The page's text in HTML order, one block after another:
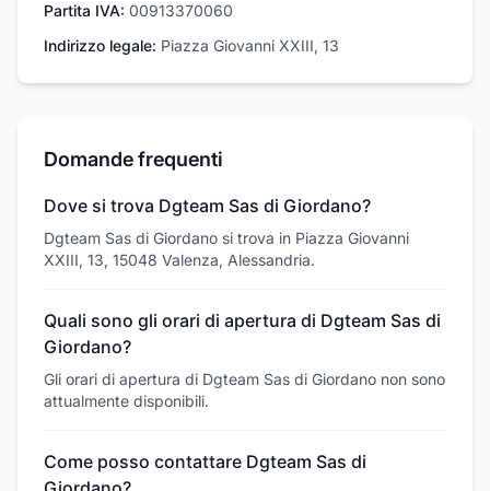
Partita IVA: 00913370060
Indirizzo legale: Piazza Giovanni XXIII, 13
Domande frequenti
Dove si trova Dgteam Sas di Giordano?
Dgteam Sas di Giordano si trova in Piazza Giovanni
XXIII, 13, 15048 Valenza, Alessandria.
Quali sono gli orari di apertura di Dgteam Sas di
Giordano?
Gli orari di apertura di Dgteam Sas di Giordano non sono
attualmente disponibili.
Come posso contattare Dgteam Sas di